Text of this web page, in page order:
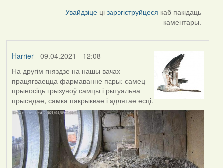
Увайдзіце цізарэгіструйцеся каб пакідаць
каментары.
Harrier- 09.04.2021 - 12:08
На другім гняздзе на нашы вачах
працягваецца фармаванне пары: самец
прыносіць грызуноў самцы і рытуальна
прысядае, самка пакрыквае і адлятае есці.